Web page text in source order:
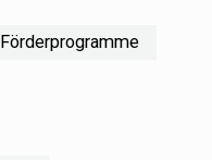
Förderprogramme